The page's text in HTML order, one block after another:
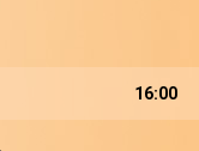
16:00